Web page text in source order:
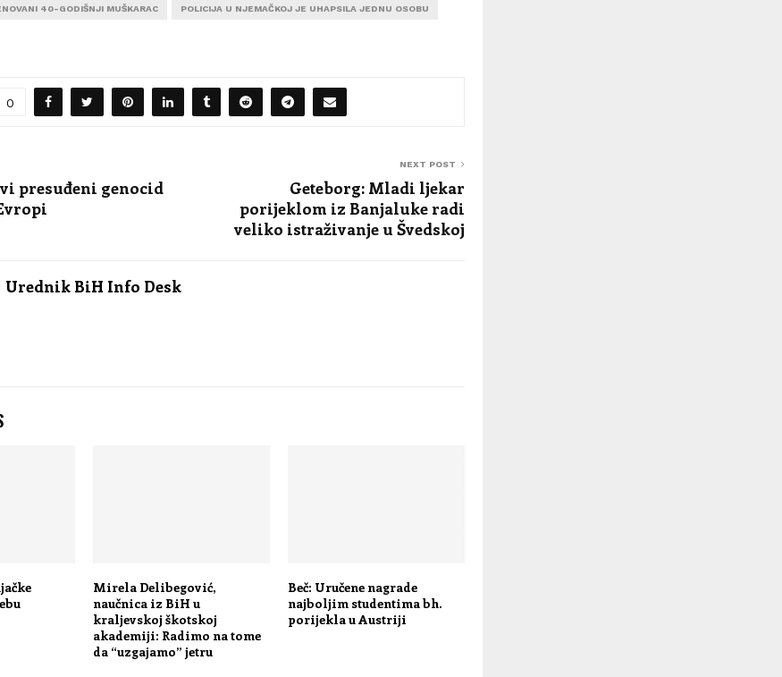
40-GODIŠNJI MUŠKARAC POLICIJA U NJEMAČKOJ JE UHAPSILA JEDNU OSOBU
0
presuđeni genocid
NEXT POST
Geteborg: Mladi ljekar
porijeklom iz Banjaluke radi
veliko istraživanje u Švedskoj
Urednik BiH Info Desk
Mirela Delibegović,
naučnica iz BiH u
kraljevskoj škotskoj
akademiji: Radimo na tome
da “uzgajamo” jetru
Beč: Uručene nagrade
najboljim studentima bh.
porijekla u Austriji